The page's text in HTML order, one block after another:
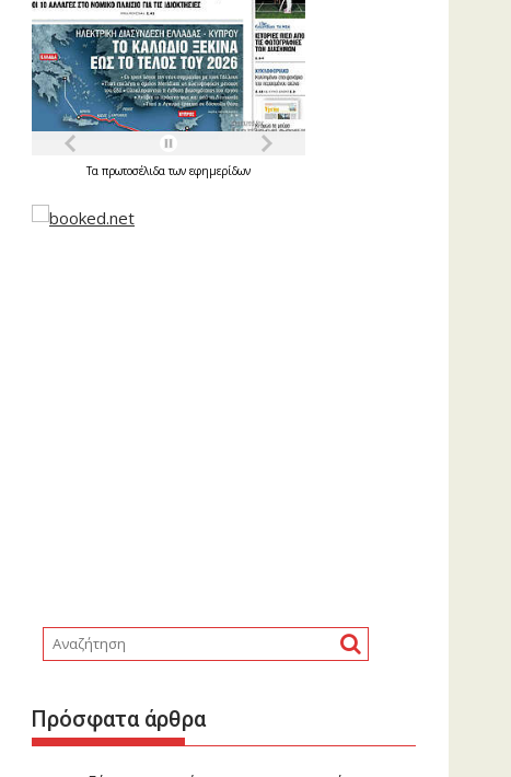
Τα πρωτοσέλιδατων εφημερίδων
Πρόσφατα άρθρα